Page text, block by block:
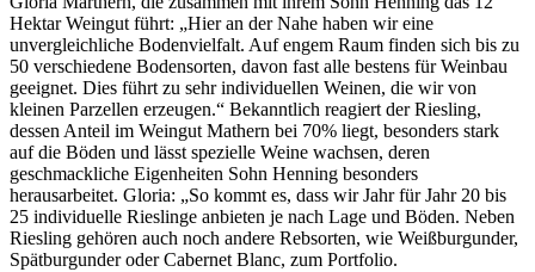
Hektar Weingut führt: „Hier an der Nahe haben wir eine
unvergleichliche Bodenvielfalt. Auf engem Raum finden sich bis zu
50 verschiedene Bodensorten, davon fast alle bestens für Weinbau
geeignet. Dies führt zu sehr individuellen Weinen, die wir von
kleinen Parzellen erzeugen.“ Bekanntlich reagiert der Riesling,
dessen Anteil im Weingut Mathern bei 70% liegt, besonders stark
auf die Böden und lässt spezielle Weine wachsen, deren
geschmackliche Eigenheiten Sohn Henning besonders
herausarbeitet. Gloria: „So kommt es, dass wir Jahr für Jahr 20 bis
25 individuelle Rieslinge anbieten je nach Lage und Böden. Neben
Riesling gehören auch noch andere Rebsorten, wie Weißburgunder,
Spätburgunder oder Cabernet Blanc, zum Portfolio.